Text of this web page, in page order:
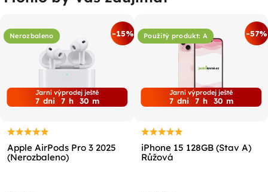
Nerozbaleno -15%
Jarní výprodej ještě
7 dni 7 h 30 m
Apple AirPods Pro 3 2025
(Nerozbaleno)
Použitý produkt: A -57%
Jarní výprodej ještě
7 dni 7 h 30 m
iPhone 15 128GB (Stav A)
Růžová